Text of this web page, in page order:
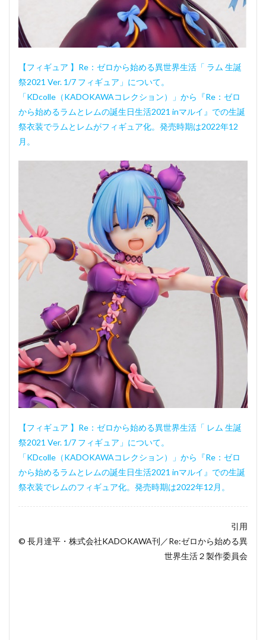
【フィギュア 】Re：ゼロから始める異世界生活「 ラム 生誕
祭2021 Ver. 1/7 フィギュア」について。
「KDcolle（KADOKAWAコレクション）」から『Re：ゼロ
から始めるラムとレムの誕生日生活2021 inマルイ』での生誕
祭衣装でラムとレムがフィギュア化。発売時期は2022年12
月。
【フィギュア 】Re：ゼロから始める異世界生活「 レム 生誕
祭2021 Ver. 1/7 フィギュア」について。
「KDcolle（KADOKAWAコレクション）」から『Re：ゼロ
から始めるラムとレムの誕生日生活2021 inマルイ』での生誕
祭衣装でレムのフィギュア化。発売時期は2022年12月。
引用
© 長月達平・株式会社KADOKAWA刊／Re:ゼロから始める異
世界生活２製作委員会